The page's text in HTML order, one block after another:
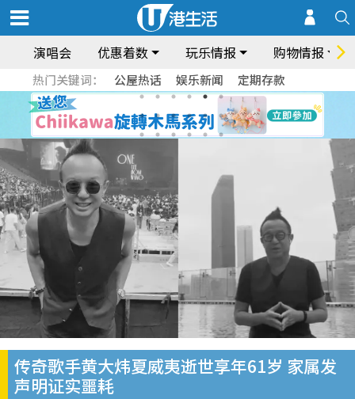
演唱会 优惠着数 玩乐情报 购物情报
热门关键词： 公屋热话 娱乐新闻 定期存款
传奇歌手黄大炜夏威夷逝世享年61岁 家属发
声明证实噩耗